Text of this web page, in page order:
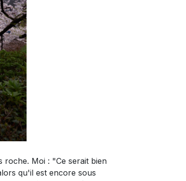
roche. Moi : "Ce serait bien
qu'il est encore sous